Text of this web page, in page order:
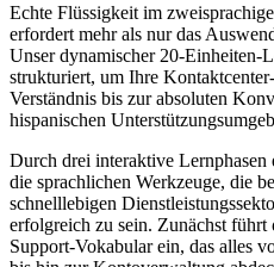
Echte Flüssigkeit im
erfordert mehr als nur das
Unser dynamischer 20-Einheiten-
strukturiert, um Ihre
Verständnis bis zur absoluten
hispanischen
Durch drei interaktive
die sprachlichen Werkzeuge, die
schnelllebigen
erfolgreich zu sein. Zunächst führt
Support-Vokabular ein, das alles